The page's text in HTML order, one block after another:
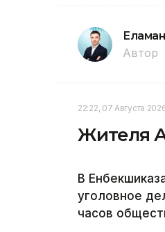
Автор
22:22, 07 Августа
Жителя
В
уголовное
часов